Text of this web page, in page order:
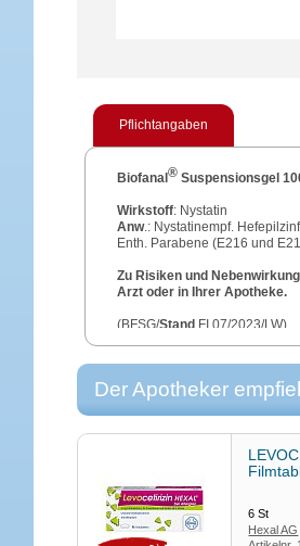
Pflichtangaben
Biofanal® Suspensionsgel
Wirkstoff: Nystatin
Anw.: Nystatinempf.
Enth. Parabene (E216 und
Zu Risiken und
Arzt oder in Ihrer Apotheke.
(BFSG/Stand FI 07/2023/LW)
Der Apotheker
6St
Hexal AG